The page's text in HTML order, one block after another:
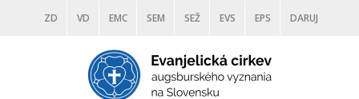
ZD VD EMC SEM SEŽ EVS EPS DARUJ
DIAKONIA ŠKOLY TRANOSCIUS